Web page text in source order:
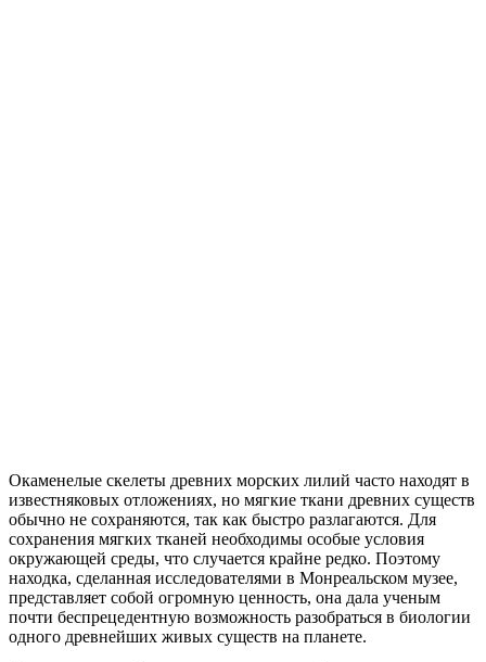
Окаменелые скелеты древних морских лилий часто находят в
известняковых отложениях, но мягкие ткани древних существ
обычно не сохраняются, так как быстро разлагаются. Для
сохранения мягких тканей необходимы особые условия
окружающей среды, что случается крайне редко. Поэтому
находка, сделанная исследователями в Монреальском музее,
представляет собой огромную ценность, она дала ученым
почти беспрецедентную возможность разобраться в биологии
одного древнейших живых существ на планете.